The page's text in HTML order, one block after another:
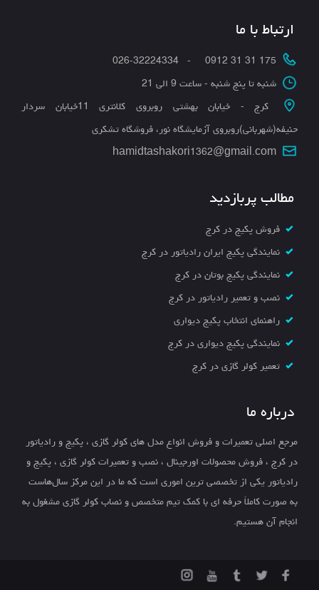
ارتباط با ما
175 31 31 0912 - 026-32224334
شنبه تا پنج شنبه - ساعت 9 الی 21
کرج - خیابان بهشتی روبروی کلانتری 11خیابان سردار
حنیفه(شهربانی)روبروی آزمایشگاه نور، فروشگاه تشکری
hamidtashakori1362@gmail.com
مطالب پربازدید
فروش پکیج در کرج
نمایندگی پکیج ایران رادیاتور در کرج
نمایندگی پکیج بوتان در کرج
نصب و تعمیر رادیاتور در کرج
راهنمای انتخاب پکیج دیواری
نمایندگی پکیج دیواری در کرج
تعمیر کولر گازی در کرج
درباره ما
مرجع اصلی تعمیرات و فروش انواع مدل های کولر گازی ، پکیج و رادیاتور
در کرج ، فروش محصولات اورجینال ، نصب و تعمیرات کولر گازی ، پکیج و
رادیاتور یکی از تخصصی ترین اموری است که ما در این مرکز سال‌هاست
به صورت کاملاً حرفه ای با کمک تیم متخصص و نصاب کولر گازی مشغول به
انجام آن هستیم.